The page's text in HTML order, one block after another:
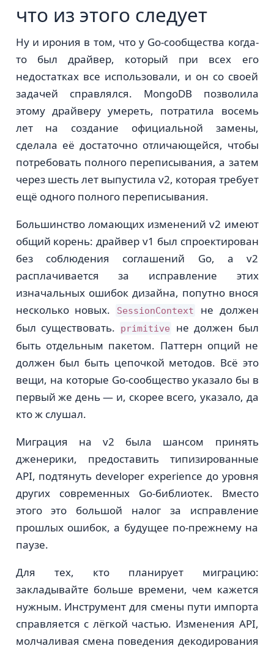
что из этого следует
Ну и ирония в том, что у Go-сообщества когда-
то был драйвер, который при всех его
недостатках все использовали, и он со своей
задачей справлялся. MongoDB позволила
этому драйверу умереть, потратила восемь
лет на создание официальной замены,
сделала её достаточно отличающейся, чтобы
потребовать полного переписывания, а затем
через шесть лет выпустила v2, которая требует
ещё одного полного переписывания.
Большинство ломающих изменений v2 имеют
общий корень: драйвер v1 был спроектирован
без соблюдения соглашений Go, а v2
расплачивается за исправление этих
изначальных ошибок дизайна, попутно внося
несколько новых.
SessionContext
не должен
был существовать.
primitive
не должен был
быть отдельным пакетом. Паттерн опций не
должен был быть цепочкой методов. Всё это
вещи, на которые Go-сообщество указало бы в
первый же день — и, скорее всего, указало, да
кто ж слушал.
Миграция на v2 была шансом принять
дженерики, предоставить типизированные
API, подтянуть developer experience до уровня
других современных Go-библиотек. Вместо
этого это большой налог за исправление
прошлых ошибок, а будущее по-прежнему на
паузе.
Для тех, кто планирует миграцию:
закладывайте больше времени, чем кажется
нужным. Инструмент для смены пути импорта
справляется с лёгкой частью. Изменения API,
молчаливая смена поведения декодирования